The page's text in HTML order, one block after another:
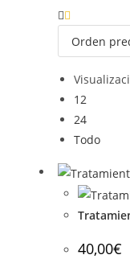
12
24
Todo
40,00€